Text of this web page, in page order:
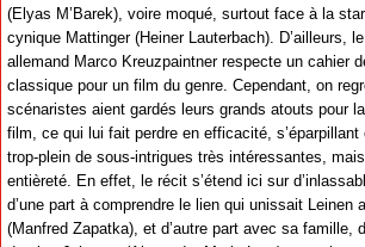
(Elyas M’Barek), voire moqué, surtout face à la
cynique Mattinger (Heiner Lauterbach). D’ailleurs,
allemand Marco Kreuzpaintner respecte un cahier
classique pour un film du genre. Cependant, on
scénaristes aient gardés leurs grands atouts pour
film, ce qui lui fait perdre en efficacité,
trop-plein de sous-intrigues très intéressantes,
entièreté. En effet, le récit s’étend ici sur
d’une part à comprendre le lien qui unissait Leinen
(Manfred Zapatka), et d’autre part avec sa famille,